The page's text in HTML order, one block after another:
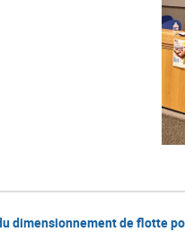
dimensionnement de flotte